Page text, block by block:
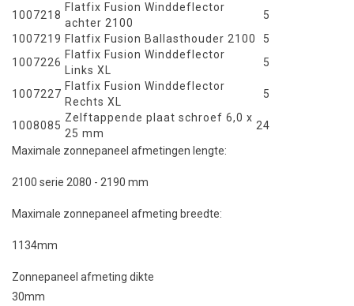
1007218
Flatfix Fusion Winddeflector
achter 2100
5
1007219 Flatfix Fusion Ballasthouder 2100
5
1007226
Flatfix Fusion Winddeflector
Links XL
5
1007227
Flatfix Fusion Winddeflector
Rechts XL
5
1008085
Zelftappende plaat schroef 6,0 x
25 mm
24
Maximale zonnepaneel afmetingen lengte:
2100 serie 2080 - 2190 mm
Maximale zonnepaneel afmeting breedte:
1134mm
Zonnepaneel afmeting dikte
30mm